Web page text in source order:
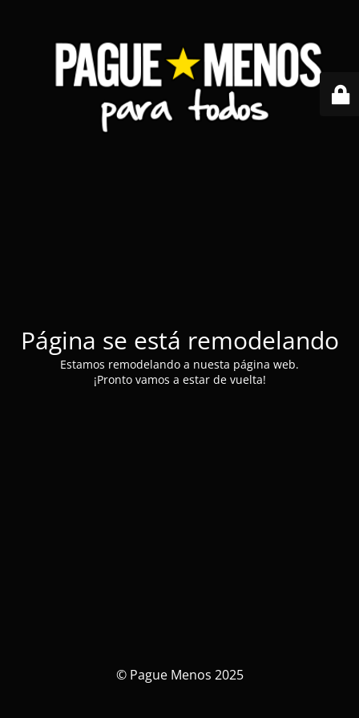
Página se está remodelando
Estamos remodelando a nuesta página web.
¡Pronto vamos a estar de vuelta!
© Pague Menos 2025